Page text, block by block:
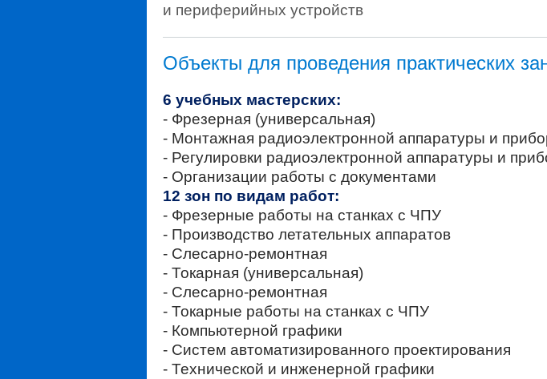
и периферийных устройств
Объекты для проведения практических
6 учебных мастерских:
- Фрезерная (универсальная)
- Монтажная радиоэлектронной аппаратуры и
- Регулировки радиоэлектронной аппаратуры и
- Организации работы с документами
12 зон по видам работ:
- Фрезерные работы на станках с ЧПУ
- Производство летательных аппаратов
- Слесарно-ремонтная
- Токарная (универсальная)
- Слесарно-ремонтная
- Токарные работы на станках с ЧПУ
- Компьютерной графики
- Систем автоматизированного проектирования
- Технической и инженерной графики